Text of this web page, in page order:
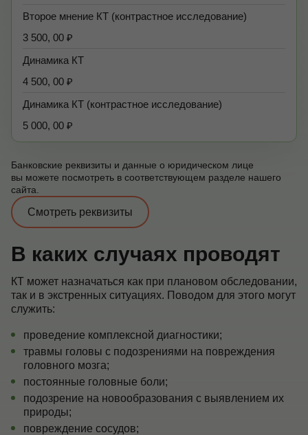
Второе мнение КТ (контрастное исследование)
3 500, 00 ₽
Динамика КТ
4 500, 00 ₽
Динамика КТ (контрастное исследование)
5 000, 00 ₽
Банковские реквизиты и данные о юридическом лице
вы можете посмотреть в соответствующем разделе нашего
сайта.
Смотреть реквизиты
В каких случаях проводят
КТ может назначаться как при плановом обследовании,
так и в экстренных ситуациях. Поводом для этого могут
служить:
проведение комплексной диагностики;
травмы головы с подозрениями на повреждения
головного мозга;
постоянные головные боли;
подозрение на новообразования с выявлением их
природы;
повреждение сосудов;